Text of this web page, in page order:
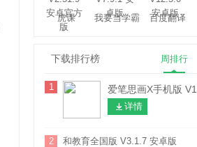
虎课 我要当学霸 百度翻译
下载排行榜 周排行
1 爱笔思画X手机版
详情
2 和教育全国版 V3.1.7 安卓版